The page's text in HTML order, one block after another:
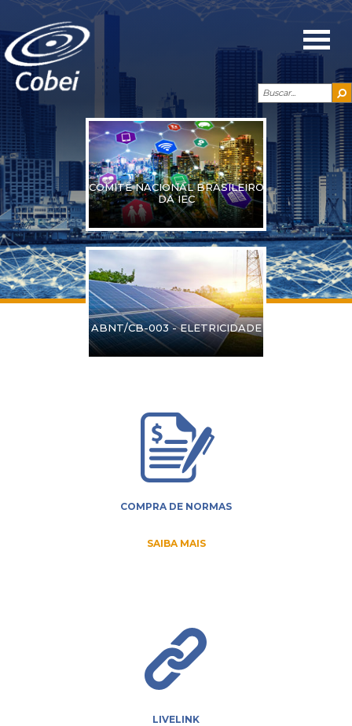
COMITÊ NACIONAL BRASILEIRO
DA IEC
ABNT/CB-003 - ELETRICIDADE
COMPRA DE NORMAS
SAIBA MAIS
LIVELINK